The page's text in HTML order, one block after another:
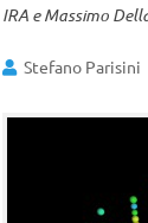
IRA e Massimo
Stefano Parisini